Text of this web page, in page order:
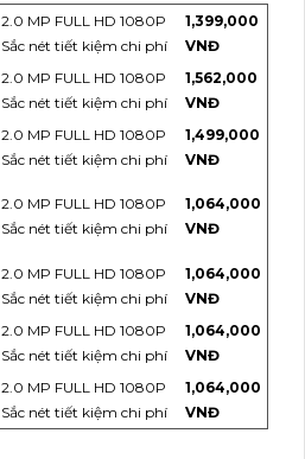
2.0 MP FULL HD 1080P
Sắc nét tiết kiệm chi phí
1,399,000
VNĐ
2.0 MP FULL HD 1080P
Sắc nét tiết kiệm chi phí
1,562,000
VNĐ
2.0 MP FULL HD 1080P
Sắc nét tiết kiệm chi phí
1,499,000
VNĐ
2.0 MP FULL HD 1080P
Sắc nét tiết kiệm chi phí
1,064,000
VNĐ
2.0 MP FULL HD 1080P
Sắc nét tiết kiệm chi phí
1,064,000
VNĐ
2.0 MP FULL HD 1080P
Sắc nét tiết kiệm chi phí
1,064,000
VNĐ
2.0 MP FULL HD 1080P
Sắc nét tiết kiệm chi phí
1,064,000
VNĐ